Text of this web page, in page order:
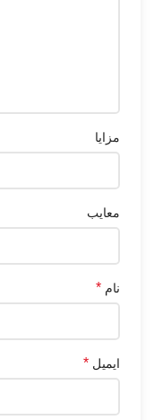
مزایا
معایب
نام *
ایمیل *